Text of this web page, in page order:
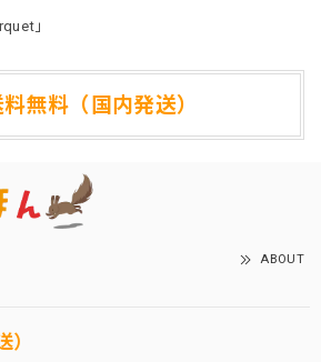
」
無料（国内発送）
ABOUT